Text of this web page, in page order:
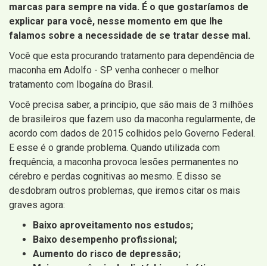
marcas para sempre na vida. É o que gostaríamos de
explicar para você, nesse momento em que lhe
falamos sobre a necessidade de se tratar desse mal.
Você que esta procurando tratamento para dependência de
maconha em Adolfo - SP venha conhecer o melhor
tratamento com Ibogaína do Brasil.
Você precisa saber, a princípio, que são mais de 3 milhões
de brasileiros que fazem uso da maconha regularmente, de
acordo com dados de 2015 colhidos pelo Governo Federal.
E esse é o grande problema. Quando utilizada com
frequência, a maconha provoca lesões permanentes no
cérebro e perdas cognitivas ao mesmo. E disso se
desdobram outros problemas, que iremos citar os mais
graves agora:
Baixo aproveitamento nos estudos;
Baixo desempenho profissional;
Aumento do risco de depressão;